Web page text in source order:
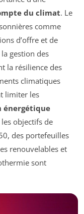
du climat. Le
comme
d’offre et de
gestion des
la résilience des
climatiques
limiter les
énergétique
objectifs de
des portefeuilles
renouvelables et
sont